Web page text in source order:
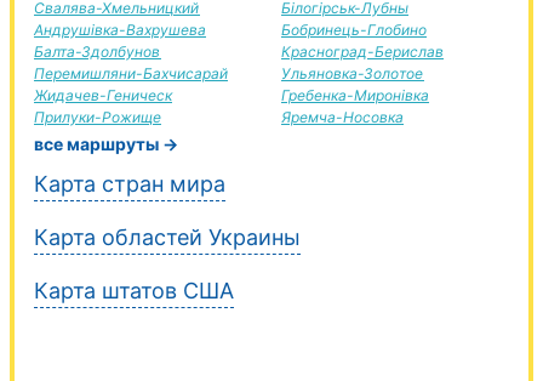
Свалява-Хмельницкий
Андрушівка-Вахрушева
Балта-Здолбунов
Перемишляни-Бахчисарай
Жидачев-Геническ
Прилуки-Рожище
Білогірськ-Лубны
Бобринець-Глобино
Красноград-Берислав
Ульяновка-Золотое
Гребенка-Миронівка
Яремча-Носовка
все маршруты →
Карта стран мира
Карта областей Украины
Карта штатов США